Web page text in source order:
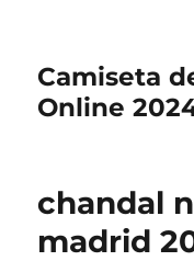
Camiseta
Online
chandal
madrid